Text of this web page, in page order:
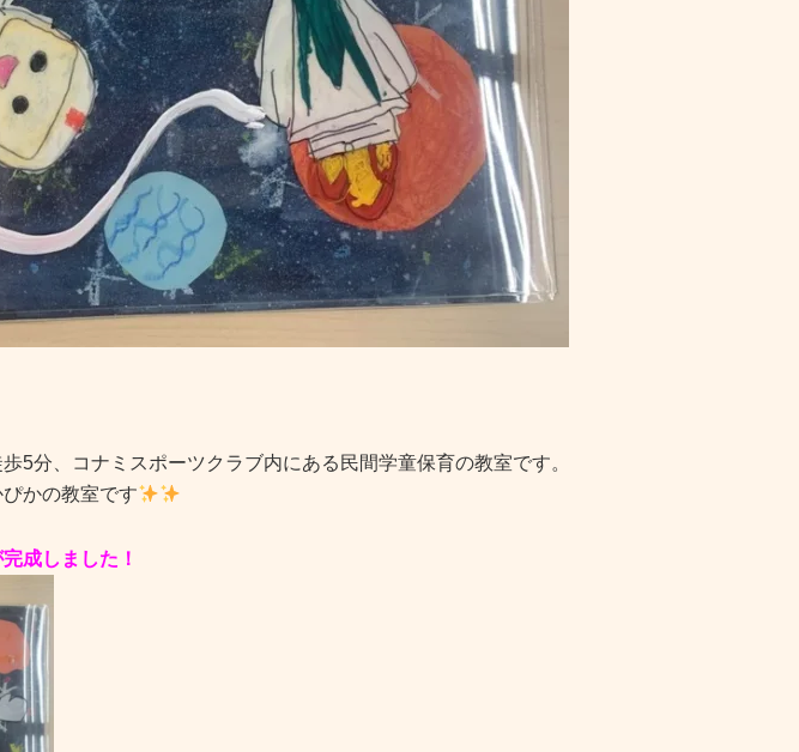
5分、コナミスポーツクラブ内にある民間学童保育の教室です。
かの教室です
成しました！